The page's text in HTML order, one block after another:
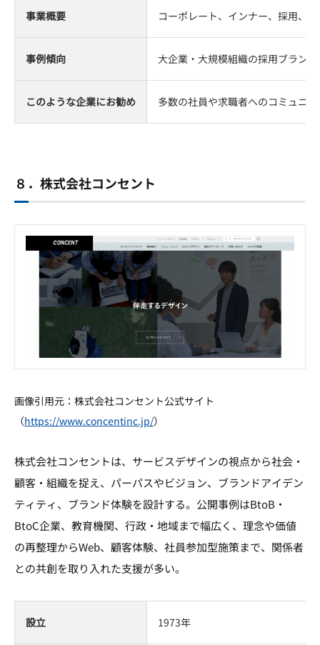
事業概要 コーポレート、インナー、採用、
事例傾向 大企業・大規模組織の採用ブラン
このような企業にお勧め 多数の社員や求職者へのコミュニ
８．株式会社コンセント
画像引用元：株式会社コンセント公式サイト
（https://www.concentinc.jp/）
株式会社コンセントは、サービスデザインの視点から社会・
顧客・組織を捉え、パーパスやビジョン、ブランドアイデン
ティティ、ブランド体験を設計する。公開事例はBtoB・
BtoC企業、教育機関、行政・地域まで幅広く、理念や価値
の再整理からWeb、顧客体験、社員参加型施策まで、関係者
との共創を取り入れた支援が多い。
設立 1973年